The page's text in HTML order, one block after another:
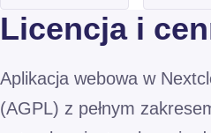
Licencja i
Aplikacja webowa w
(AGPL) z pełnym